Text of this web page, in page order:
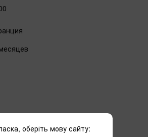
оберіть мову сайту: